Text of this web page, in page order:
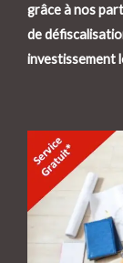
grâce à nos
de
investissement